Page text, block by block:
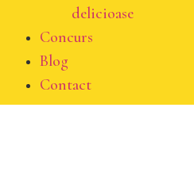
delicioase
Concurs
Blog
Contact